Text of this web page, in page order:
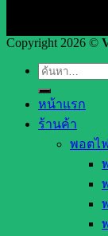
Copyright 2026 ©
ค้นหา:
หน้าแรก
ร้านค้า
พอตไ